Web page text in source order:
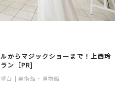
からマジックショーまで！上西玲
ン［PR]
台 美術館・博物館